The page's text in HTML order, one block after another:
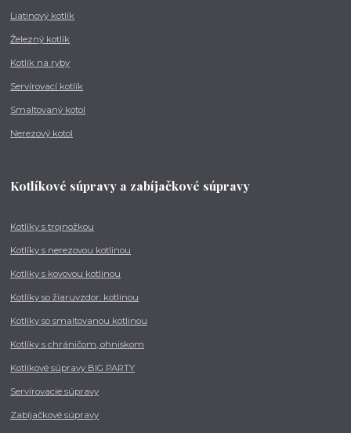
Liatinový kotlík
Železný kotlík
Kotlík na ryby
Servírovací kotlík
Smaltovaný kotol
Nerezový kotol
Kotlíkové súpravy a zabíjačkové súpravy
Kotlíky s trojnožkou
Kotlíky s nerezovou kotlinou
Kotlíky s kovovou kotlinou
Kotlíky so žiaruvzdor. kotlinou
Kotlíky so smaltovanou kotlinou
Kotlíky s chráničom, ohniskom
Kotlíkové súpravy BIG PARTY
Servírovacie súpravy
Zabíjačkové súpravy